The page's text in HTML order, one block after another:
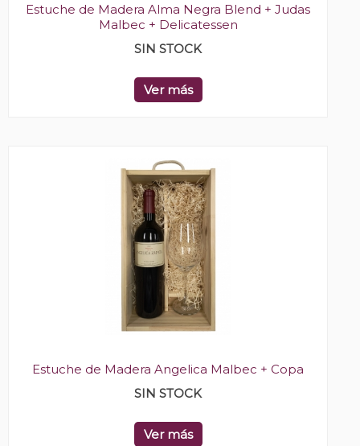
Estuche de Madera Alma Negra Blend + Judas
Malbec + Delicatessen
SIN STOCK
Ver más
Estuche de Madera Angelica Malbec + Copa
SIN STOCK
Ver más